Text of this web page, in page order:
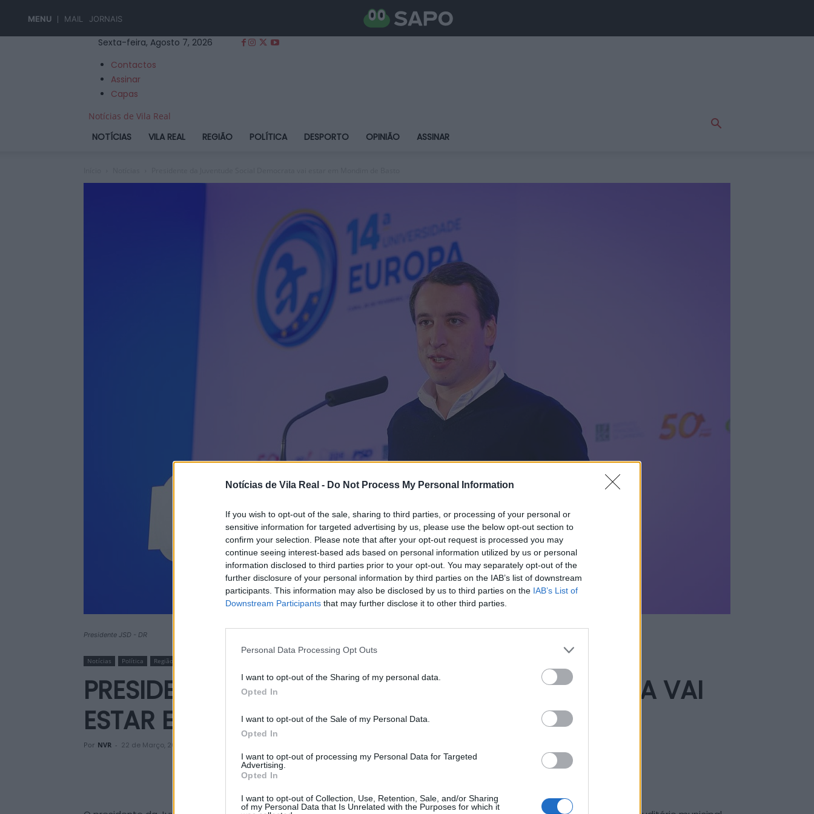
Notícias de Vila Real - Do Not Process My Personal Information
If you wish to opt-out of the sale, sharing to third parties, or processing of your personal or
sensitive information for targeted advertising by us, please use the below opt-out section to
confirm your selection. Please note that after your opt-out request is processed you may
continue seeing interest-based ads based on personal information utilized by us or personal
information disclosed to third parties prior to your opt-out. You may separately opt-out of the
further disclosure of your personal information by third parties on the IAB’s list of downstream
participants. This information may also be disclosed by us to third parties on the IAB’s List of
Downstream Participants that may further disclose it to other third parties.
Personal Data Processing Opt Outs
I want to opt-out of the Sharing of my personal data.
Opted In
I want to opt-out of the Sale of my Personal Data.
Opted In
I want to opt-out of processing my Personal Data for Targeted
Advertising.
Opted In
I want to opt-out of Collection, Use, Retention, Sale, and/or Sharing
of my Personal Data that Is Unrelated with the Purposes for which it
MENU MAIL JORNAIS
Sexta-feira, Agosto 7, 2026
Contactos
Assinar
Capas
Notícias de Vila Real
NOTÍCIAS VILA REAL REGIÃO POLÍTICA DESPORTO OPINIÃO ASSINAR
Presidente JSD - DR
Notícias Política Região
PRESIDENTE DA JUVENTUDE SOCIAL DEMOCRATA VAI
ESTAR EM MONDIM DE BASTO
Por NVR - 22 de Março, 2025